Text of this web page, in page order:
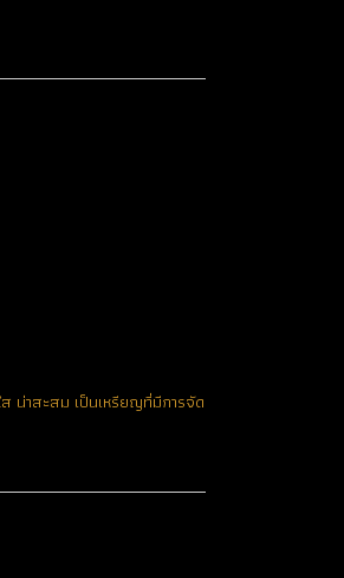
น่าสะสม เป็นเหรียญที่มีการจัด